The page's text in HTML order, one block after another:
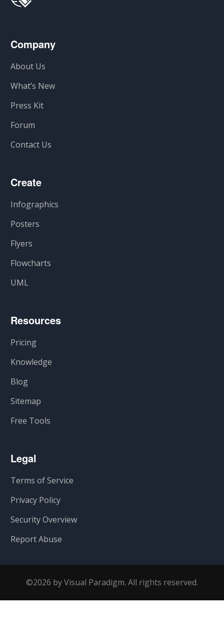
Company
About Us
What’s New
Press Kit
Forum
Contact Us
Create
Infographics
Posters
Flyers
Flowcharts
UML
Resources
Pricing
Knowledge
Blog
Sitemap
Free Tools
Legal
Terms of Service
Privacy Policy
Security Overview
Report Abuse
©2026 by Visual Paradigm. All rights reserved.